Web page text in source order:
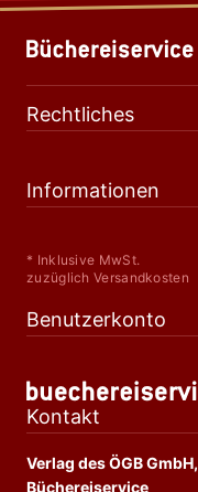
Rechtliches
Informationen
* Inklusive MwSt.
zuzüglich Versandkosten
Benutzerkonto
Kontakt
Verlag des ÖGB GmbH,
Büchereiservice